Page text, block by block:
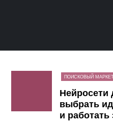
ПОИСКОВЫЙ
Нейросети
выбрать
и